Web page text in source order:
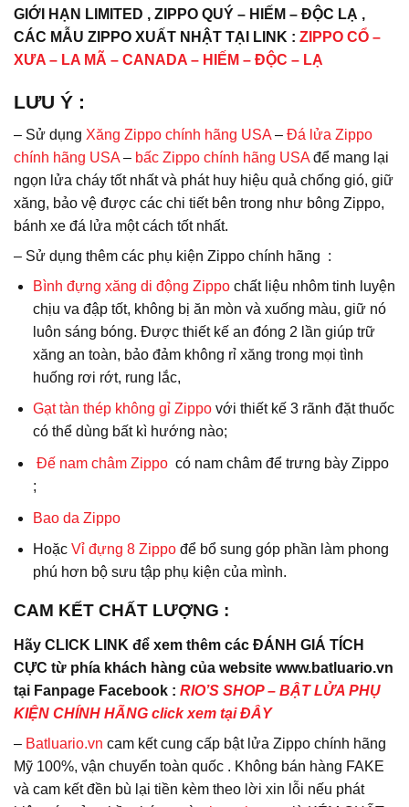
GIỚI HẠN LIMITED , ZIPPO QUÝ – HIẾM – ĐỘC LẠ ,
CÁC MẪU ZIPPO XUẤT NHẬT TẠI LINK : ZIPPO CỔ –
XƯA – LA MÃ – CANADA – HIẾM – ĐỘC – LẠ
LƯU Ý :
– Sử dụng Xăng Zippo chính hãng USA – Đá lửa Zippo
chính hãng USA – bấc Zippo chính hãng USA để mang lại
ngọn lửa cháy tốt nhất và phát huy hiệu quả chống gió, giữ
xăng, bảo vệ được các chi tiết bên trong như bông Zippo,
bánh xe đá lửa một cách tốt nhất.
– Sử dụng thêm các phụ kiện Zippo chính hãng :
Bình đựng xăng di động Zippochất liệu nhôm tinh luyện
chịu va đập tốt, không bị ăn mòn và xuống màu, giữ nó
luôn sáng bóng. Được thiết kế an đóng 2 lần giúp trữ
xăng an toàn, bảo đảm không rỉ xăng trong mọi tình
huống rơi rớt, rung lắc,
Gạt tàn thép không gỉ Zippo với thiết kế 3 rãnh đặt thuốc
có thể dùng bất kì hướng nào;
Đế nam châm Zippocó nam châm để trưng bày Zippo
;
Bao da Zippo
Hoặc Vỉ đựng 8 Zippođể bổ sung góp phần làm phong
phú hơn bộ sưu tập phụ kiện của mình.
CAM KẾT CHẤT LƯỢNG :
Hãy CLICK LINK để xem thêm các ĐÁNH GIÁ TÍCH
CỰC từ phía khách hàng của website www.batluario.vn
tại Fanpage Facebook : RIO’S SHOP – BẬT LỬA PHỤ
KIỆN CHÍNH HÃNG click xem tại ĐÂY
– Batluario.vn cam kết cung cấp bật lửa Zippo chính hãng
Mỹ 100%, vận chuyển toàn quốc . Không bán hàng FAKE
và cam kết đền bù lại tiền kèm theo lời xin lỗi nếu phát